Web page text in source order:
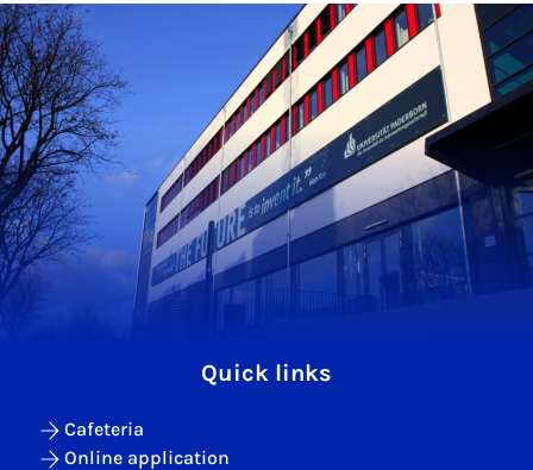
Quick links
Cafeteria
Online application